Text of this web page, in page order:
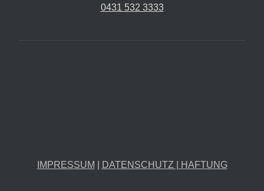
0431 532 3333
IMPRESSUM DATENSCHUTZ | HAFTUNG